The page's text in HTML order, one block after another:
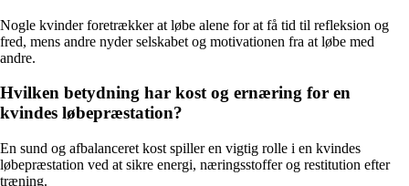
Nogle kvinder foretrækker at løbe alene for at få tid til refleksion og
fred, mens andre nyder selskabet og motivationen fra at løbe med
andre.
Hvilken betydning har kost og ernæring for en
kvindes løbepræstation?
En sund og afbalanceret kost spiller en vigtig rolle i en kvindes
løbepræstation ved at sikre energi, næringsstoffer og restitution efter
træning.